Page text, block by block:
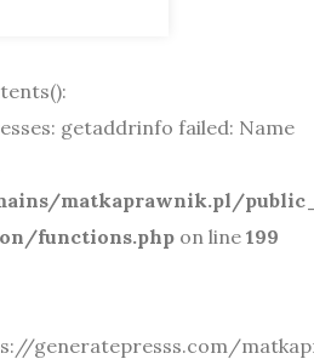
getaddrinfo failed: Name
matkaprawnik.pl/
functions.php on line 199
generatepresss.com/